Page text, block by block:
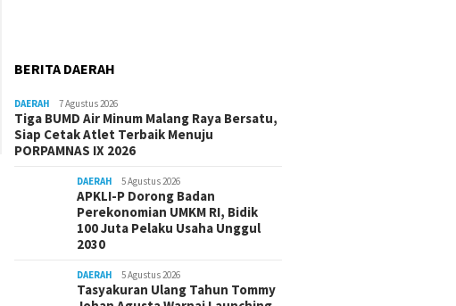
BERITA DAERAH
DAERAH 7 Agustus 2026
Tiga BUMD Air Minum Malang Raya Bersatu,
Siap Cetak Atlet Terbaik Menuju
PORPAMNAS IX 2026
DAERAH 5 Agustus 2026
APKLI-P Dorong Badan
Perekonomian UMKM RI, Bidik
100 Juta Pelaku Usaha Unggul
2030
DAERAH 5 Agustus 2026
Tasyakuran Ulang Tahun Tommy